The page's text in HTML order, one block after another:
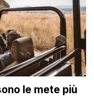
le mete più